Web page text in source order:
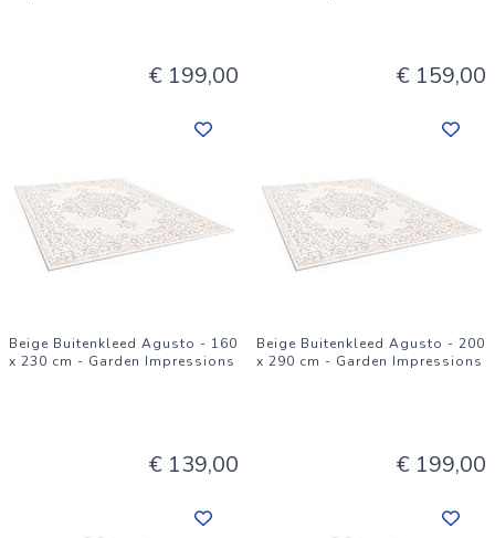
€ 199,00 € 159,00
Beige Buitenkleed Agusto - 160
x 230 cm - Garden Impressions
€ 139,00
Beige Buitenkleed Agusto - 200
x 290 cm - Garden Impressions
€ 199,00